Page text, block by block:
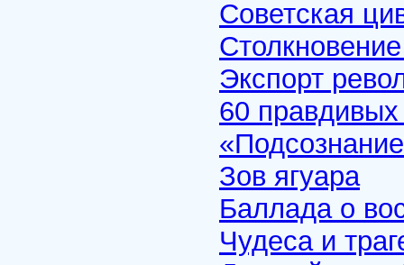
Советская
Экспорт
60
Зов ягуара
Баллада о
Чудеса и